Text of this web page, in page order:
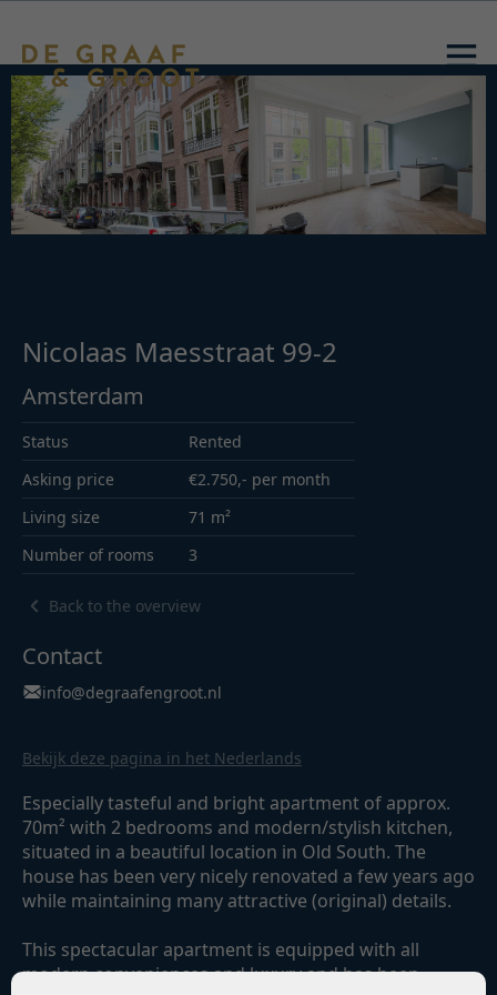
Back to the overview
Nicolaas Maesstraat 99-2
Amsterdam
Status
Rented
Asking price
€2.750,- per month
Living size
71 m²
Number of rooms
3
Contact
info@degraafengroot.nl
Bekijk deze pagina in het Nederlands
Especially tasteful and bright apartment of approx.
70m² with 2 bedrooms and modern/stylish kitchen,
situated in a beautiful location in Old South. The
house has been very nicely renovated a few years ago
while maintaining many attractive (original) details.
This spectacular apartment is equipped with all
modern conveniences and luxury and has been